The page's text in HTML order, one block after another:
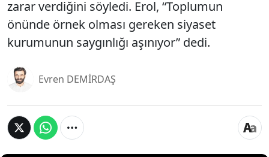
zarar verdiğini söyledi. Erol, “Toplumun
önünde örnek olması gereken siyaset
kurumunun saygınlığı aşınıyor” dedi.
Evren DEMİRDAŞ